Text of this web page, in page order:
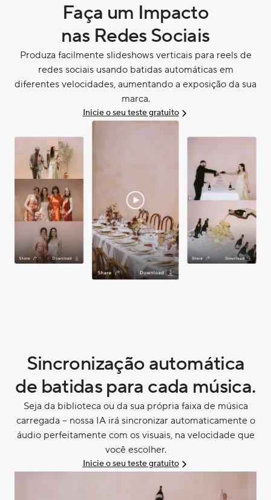
Faça um Impacto
nas Redes Sociais
Produza facilmente slideshows verticais para reels de
redes sociais usando batidas automáticas em
diferentes velocidades, aumentando a exposição da sua
marca.
Inicie o seu teste gratuito
Sincronização automática
de batidas para cada música.
Seja da biblioteca ou da sua própria faixa de música
carregada – nossa IA irá sincronizar automaticamente o
áudio perfeitamente com os visuais, na velocidade que
você escolher.
Inicie o seu teste gratuito